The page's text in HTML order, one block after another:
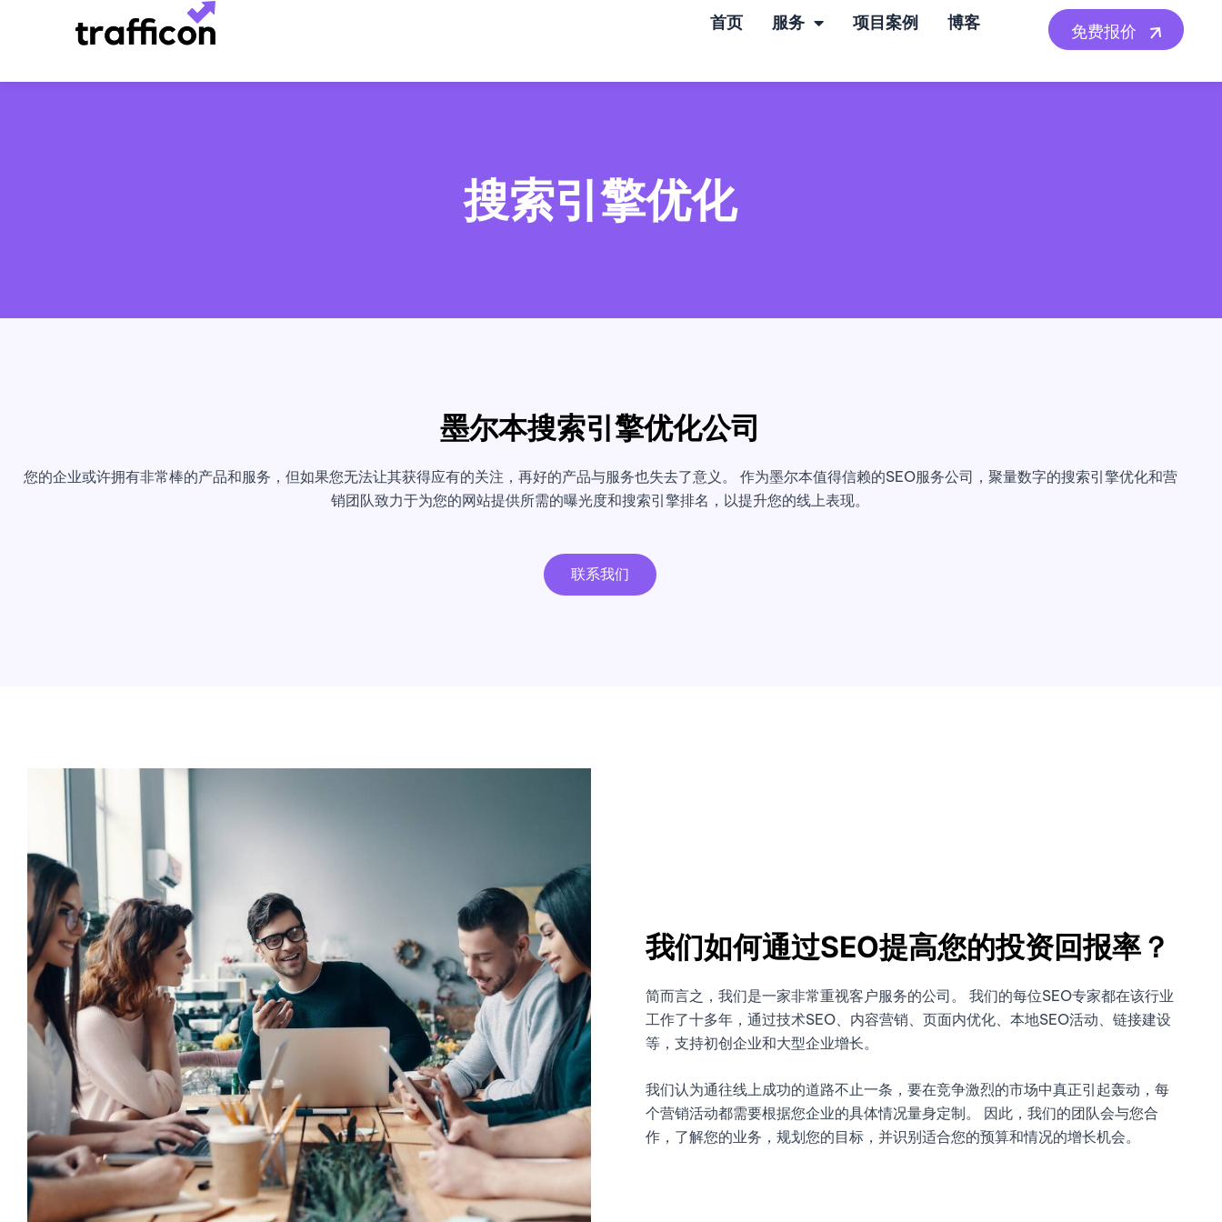
容
首页 服务 项目案例 博客 免费报价
搜索引擎优化
墨尔本搜索引擎优化公司
您的企业或许拥有非常棒的产品和服务，但如果您无法让其获得应有的关注，再好的产品与服务也失去了意义。 作为墨尔本值得信赖的SEO服务公司，聚量数字的搜索引擎优化和营
销团队致力于为您的网站提供所需的曝光度和搜索引擎排名，以提升您的线上表现。
联系我们
我们如何通过SEO提高您的投资回报率？
简而言之，我们是一家非常重视客户服务的公司。 我们的每位SEO专家都在该行业
工作了十多年，通过技术SEO、内容营销、页面内优化、本地SEO活动、链接建设
等，支持初创企业和大型企业增长。
我们认为通往线上成功的道路不止一条，要在竞争激烈的市场中真正引起轰动，每
个营销活动都需要根据您企业的具体情况量身定制。 因此，我们的团队会与您合
作，了解您的业务，规划您的目标，并识别适合您的预算和情况的增长机会。